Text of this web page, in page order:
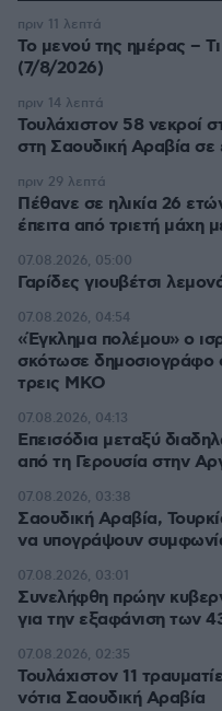
Το μενού της ημέρας –
(7/8/2026)
πριν 11 λεπτά
Τουλάχιστον 58 νεκροί
στη Σαουδική Αραβία σε
πριν 14 λεπτά
Πέθανε σε ηλικία 26
έπειτα από τριετή μάχη
πριν 29 λεπτά
Γαρίδες γιουβέτσι
07.08.2026, 05:00
«Έγκλημα πολέμου» ο
σκότωσε δημοσιογράφο
τρεις ΜΚΟ
07.08.2026, 04:54
Επεισόδια μεταξύ
από τη Γερουσία στην
07.08.2026, 04:13
Σαουδική Αραβία,
να υπογράψουν
07.08.2026, 03:38
Συνελήφθη πρώην
για την εξαφάνιση των
07.08.2026, 03:01
Τουλάχιστον 11
νότια Σαουδική Αραβία
07.08.2026, 02:35